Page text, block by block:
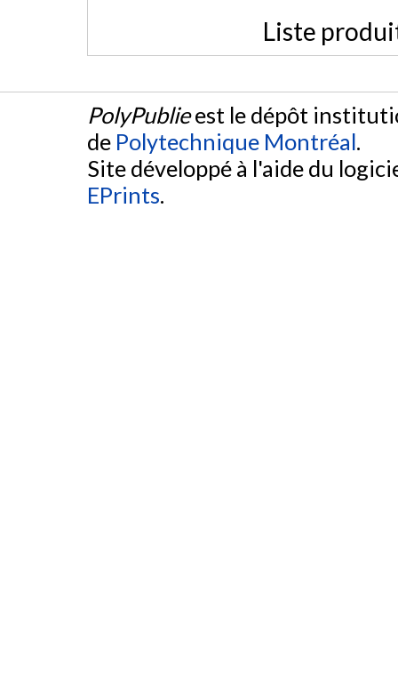
Liste
PolyPublieest le dépôt
de Polytechnique Montréal.
Site développé à l'aide du
EPrints.